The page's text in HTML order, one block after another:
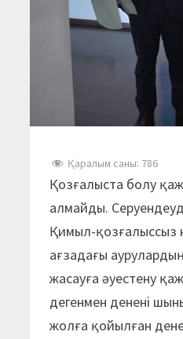
Қаралым саны: 786
Қозғалыста болу
алмайды.
Қимыл-қозғалыссыз
ағзадағы
жасауға әуестену
дегенмен денені
жолға қойылған